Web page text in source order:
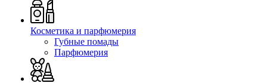
Косметика и парфюмерия
Губные помады
Парфюмерия